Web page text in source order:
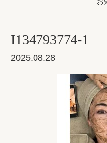
I134793774-1
2025.08.28